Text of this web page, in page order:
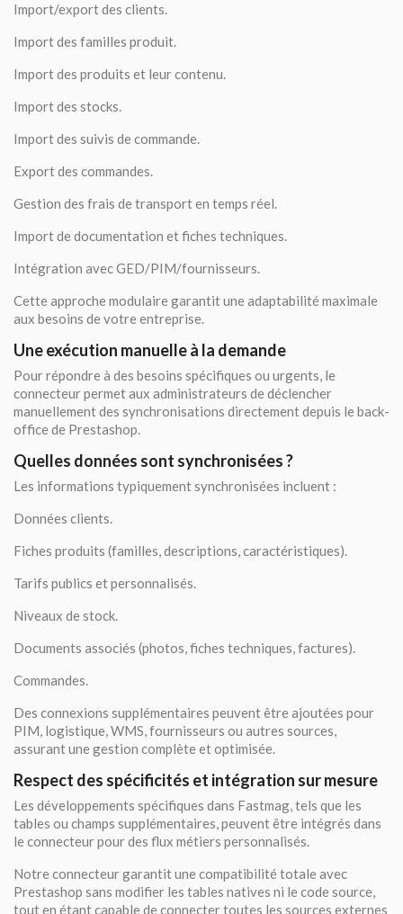
Import/export des clients.
Import des familles produit.
Import des produits et leur contenu.
Import des stocks.
Import des suivis de commande.
Export des commandes.
Gestion des frais de transport en temps réel.
Import de documentation et fiches techniques.
Intégration avec GED/PIM/fournisseurs.
Cette approche modulaire garantit une adaptabilité maximale
aux besoins de votre entreprise.
Une exécution manuelle à la demande
Pour répondre à des besoins spécifiques ou urgents, le
connecteur permet aux administrateurs de déclencher
manuellement des synchronisations directement depuis le back-
office de Prestashop.
Quelles données sont synchronisées ?
Les informations typiquement synchronisées incluent :
Données clients.
Fiches produits (familles, descriptions, caractéristiques).
Tarifs publics et personnalisés.
Niveaux de stock.
Documents associés (photos, fiches techniques, factures).
Commandes.
Des connexions supplémentaires peuvent être ajoutées pour
PIM, logistique, WMS, fournisseurs ou autres sources,
assurant une gestion complète et optimisée.
Respect des spécificités et intégration sur mesure
Les développements spécifiques dans Fastmag, tels que les
tables ou champs supplémentaires, peuvent être intégrés dans
le connecteur pour des flux métiers personnalisés.
Notre connecteur garantit une compatibilité totale avec
Prestashop sans modifier les tables natives ni le code source,
tout en étant capable de connecter toutes les sources externes